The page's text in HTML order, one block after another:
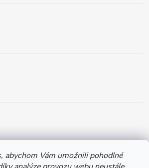
abychom Vám umožnili pohodlné